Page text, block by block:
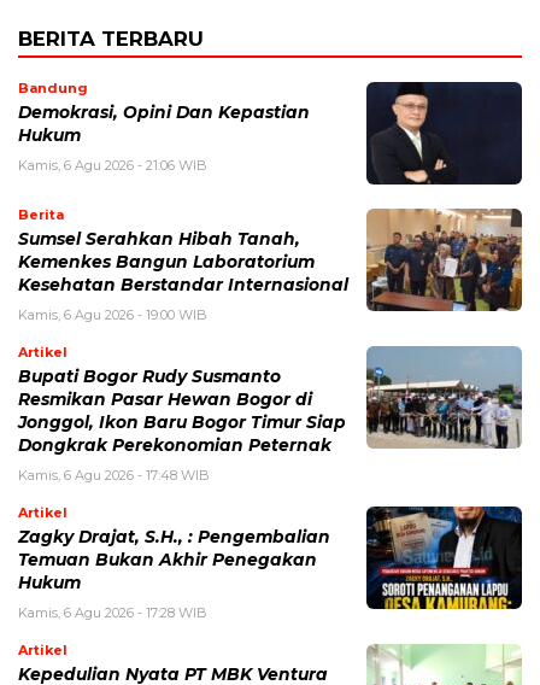
BERITA TERBARU
Bandung
Demokrasi, Opini Dan Kepastian
Hukum
Kamis, 6 Agu 2026 - 21:06 WIB
Berita
Sumsel Serahkan Hibah Tanah,
Kemenkes Bangun Laboratorium
Kesehatan Berstandar Internasional
Kamis, 6 Agu 2026 - 19:00 WIB
Artikel
Bupati Bogor Rudy Susmanto
Resmikan Pasar Hewan Bogor di
Jonggol, Ikon Baru Bogor Timur Siap
Dongkrak Perekonomian Peternak
Kamis, 6 Agu 2026 - 17:48 WIB
Artikel
Zagky Drajat, S.H., : Pengembalian
Temuan Bukan Akhir Penegakan
Hukum
Kamis, 6 Agu 2026 - 17:28 WIB
Artikel
Kepedulian Nyata PT MBK Ventura